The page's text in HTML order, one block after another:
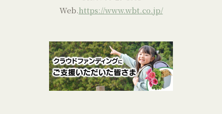
Web.https://www.wbt.co.jp/